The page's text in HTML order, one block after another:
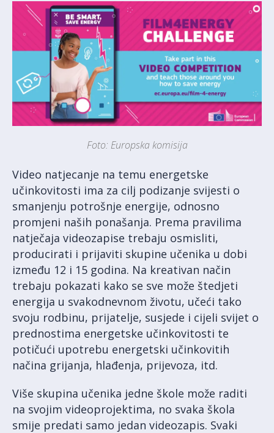
Foto: Europska komisija
Video natjecanje na temu energetske
učinkovitosti ima za cilj podizanje svijesti o
smanjenju potrošnje energije, odnosno
promjeni naših ponašanja. Prema pravilima
natječaja videozapise trebaju osmisliti,
producirati i prijaviti skupine učenika u dobi
između 12 i 15 godina. Na kreativan način
trebaju pokazati kako se sve može štedjeti
energija u svakodnevnom životu, učeći tako
svoju rodbinu, prijatelje, susjede i cijeli svijet o
prednostima energetske učinkovitosti te
potičući upotrebu energetski učinkovitih
načina grijanja, hlađenja, prijevoza, itd.
Više skupina učenika jedne škole može raditi
na svojim videoprojektima, no svaka škola
smije predati samo jedan videozapis. Svaki